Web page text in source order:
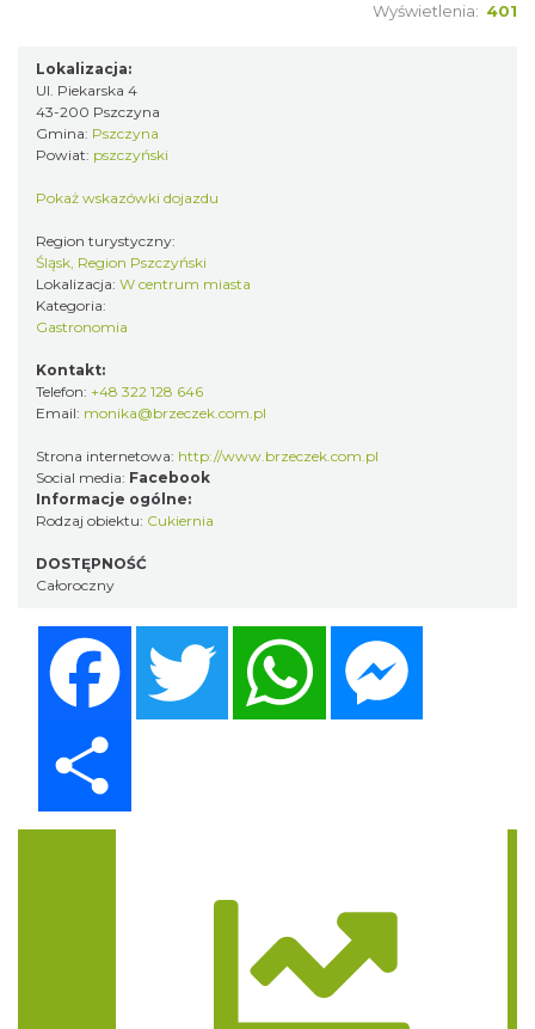
Wyświetlenia: 401
Lokalizacja:
Ul. Piekarska 4
43-200 Pszczyna
Gmina: Pszczyna
Powiat: pszczyński
Pokaż wskazówki dojazdu
Region turystyczny:
Śląsk, Region Pszczyński
Lokalizacja: W centrum miasta
Kategoria:
Gastronomia
Kontakt:
Telefon: +48 322 128 646
Email: monika@brzeczek.com.pl
Strona internetowa: http://www.brzeczek.com.pl
Social media: Facebook
Informacje ogólne:
Rodzaj obiektu: Cukiernia
DOSTĘPNOŚĆ
Całoroczny
Twitter WhatsApp